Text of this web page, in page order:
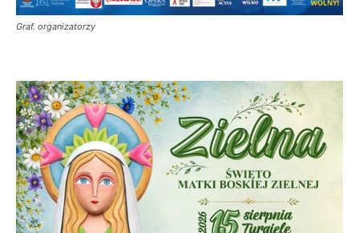
Graf. organizatorzy